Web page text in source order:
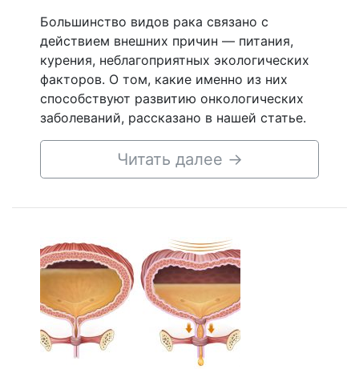
Большинство видов рака связано с
действием внешних причин — питания,
курения, неблагоприятных экологических
факторов. О том, какие именно из них
способствуют развитию онкологических
заболеваний, рассказано в нашей статье.
Читать далее →